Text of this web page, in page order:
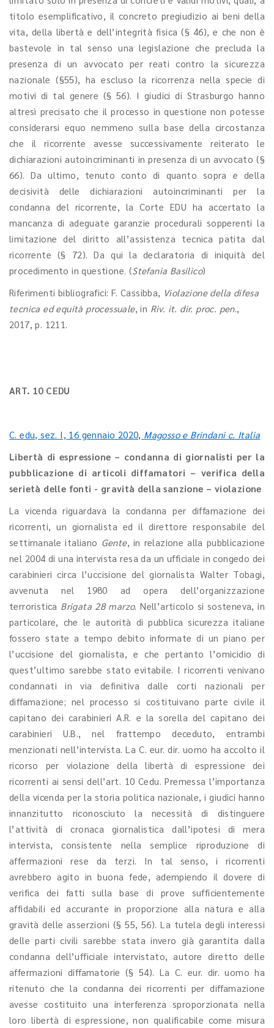
titolo esemplificativo, il concreto pregiudizio ai beni della
vita, della libertà e dell’integrità fisica (§ 46), e che non è
bastevole in tal senso una legislazione che precluda la
presenza di un avvocato per reati contro la sicurezza
nazionale (§55), ha escluso la ricorrenza nella specie di
motivi di tal genere (§ 56). I giudici di Strasburgo hanno
altresì precisato che il processo in questione non potesse
considerarsi equo nemmeno sulla base della circostanza
che il ricorrente avesse successivamente reiterato le
dichiarazioni autoincriminanti in presenza di un avvocato (§
66). Da ultimo, tenuto conto di quanto sopra e della
decisività delle dichiarazioni autoincriminanti per la
condanna del ricorrente, la Corte EDU ha accertato la
mancanza di adeguate garanzie procedurali sopperenti la
limitazione del diritto all’assistenza tecnica patita dal
ricorrente (§ 72). Da qui la declaratoria di iniquità del
procedimento in questione. (Stefania Basilico)
Riferimenti bibliografici: F. Cassibba, Violazione della difesa
tecnica ed equità processuale, in Riv. it. dir. proc. pen.,
2017, p. 1211.
ART. 10 CEDU
C. edu, sez. I, 16 gennaio 2020, Magosso e Brindani c. Italia
Libertà di espressione – condanna di giornalisti per la
pubblicazione di articoli diffamatori – verifica della
serietà delle fonti - gravità della sanzione – violazione
La vicenda riguardava la condanna per diffamazione dei
ricorrenti, un giornalista ed il direttore responsabile del
settimanale italiano Gente, in relazione alla pubblicazione
nel 2004 di una intervista resa da un ufficiale in congedo dei
carabinieri circa l’uccisione del giornalista Walter Tobagi,
avvenuta nel 1980 ad opera dell’organizzazione
terroristica Brigata 28 marzo. Nell’articolo si sosteneva, in
particolare, che le autorità di pubblica sicurezza italiane
fossero state a tempo debito informate di un piano per
l’uccisione del giornalista, e che pertanto l’omicidio di
quest’ultimo sarebbe stato evitabile. I ricorrenti venivano
condannati in via definitiva dalle corti nazionali per
diffamazione; nel processo si costituivano parte civile il
capitano dei carabinieri A.R. e la sorella del capitano dei
carabinieri U.B., nel frattempo deceduto, entrambi
menzionati nell’intervista. La C. eur. dir. uomo ha accolto il
ricorso per violazione della libertà di espressione dei
ricorrenti ai sensi dell’art. 10 Cedu. Premessa l’importanza
della vicenda per la storia politica nazionale, i giudici hanno
innanzitutto riconosciuto la necessità di distinguere
l’attività di cronaca giornalistica dall’ipotesi di mera
intervista, consistente nella semplice riproduzione di
affermazioni rese da terzi. In tal senso, i ricorrenti
avrebbero agito in buona fede, adempiendo il dovere di
verifica dei fatti sulla base di prove sufficientemente
affidabili ed accurante in proporzione alla natura e alla
gravità delle asserzioni (§ 55, 56). La tutela degli interessi
delle parti civili sarebbe stata invero già garantita dalla
condanna dell’ufficiale intervistato, autore diretto delle
affermazioni diffamatorie (§ 54). La C. eur. dir. uomo ha
ritenuto che la condanna dei ricorrenti per diffamazione
avesse costituito una interferenza sproporzionata nella
loro libertà di espressione, non qualificabile come misura